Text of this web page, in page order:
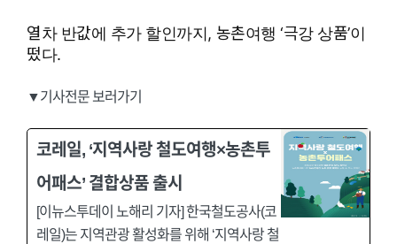
열차 반값에 추가 할인까지, 농촌여행 ‘극강 상품’이
떴다.
▼기사전문 보러가기
코레일, ‘지역사랑 철도여행×농촌투
어패스’ 결합상품 출시
[이뉴스투데이 노해리 기자] 한국철도공사(코
레일)는 지역관광 활성화를 위해 ‘지역사랑 철